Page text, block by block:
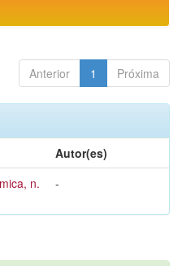
Anterior 1 Próxima
Autor(es)
n.
-